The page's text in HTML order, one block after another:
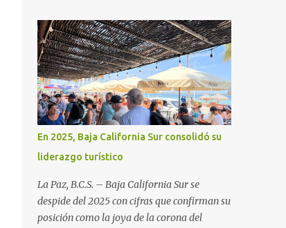
En 2025, Baja California Sur consolidó su
liderazgo turístico
La Paz, B.C.S. – Baja California Sur se
despide del 2025 con cifras que confirman su
posición como la joya de la corona del